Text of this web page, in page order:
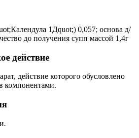
1Дquot;) 0,057; основа д/
до получения супп массой 1,4г
действие
действие которого обусловлено
компонентами.